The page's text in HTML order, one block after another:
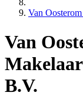
Van
Van
B.V.